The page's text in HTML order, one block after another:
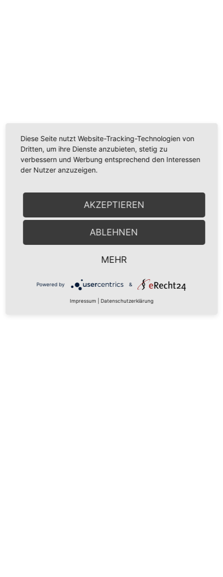
Diese Seite nutzt Website-Tracking-Technologien von
Dritten, um ihre Dienste anzubieten, stetig zu
verbessern und Werbung entsprechend den Interessen
der Nutzer anzuzeigen.
AKZEPTIEREN
ABLEHNEN
MEHR
Powered by &
Impressum Datenschutzerklärung